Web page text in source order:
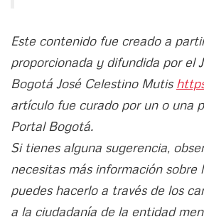
Este contenido fue creado a
proporcionada y difundida por el
Bogotá José Celestino Mutis
artículo fue curado por un o una
Portal Bogotá.
Si tienes alguna sugerencia,
necesitas más información sobre
puedes hacerlo a través de los
a la ciudadanía de la entidad